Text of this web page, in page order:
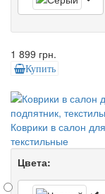
1 899 грн.
Купить
Коврики в салон
текстильные
Цвета: